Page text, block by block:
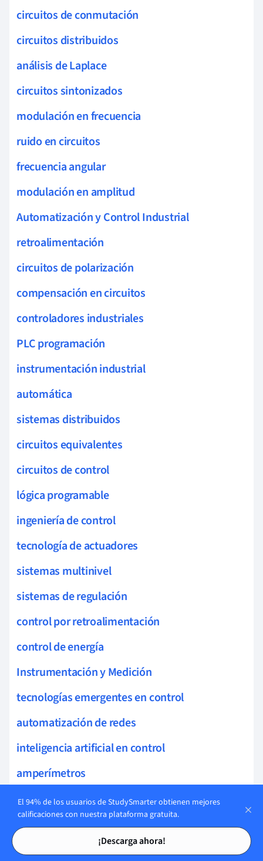
Tarjetas de estudio
Tarjetas de estudio
circuitos de conmutación
circuitos distribuidos
análisis de Laplace
circuitos sintonizados
modulación en frecuencia
ruido en circuitos
frecuencia angular
modulación en amplitud
Automatización y Control Industrial
retroalimentación
circuitos de polarización
compensación en circuitos
controladores industriales
PLC programación
instrumentación industrial
automática
sistemas distribuidos
circuitos equivalentes
circuitos de control
lógica programable
ingeniería de control
tecnología de actuadores
sistemas multinivel
sistemas de regulación
control por retroalimentación
control de energía
Instrumentación y Medición
tecnologías emergentes en control
automatización de redes
inteligencia artificial en control
amperímetros
voltímetros
sistemas reconfigurables
normas de medición
El 94% de los usuarios de StudySmarter obtienen mejores
calificaciones con nuestra plataforma gratuita.
¡Descarga ahora!